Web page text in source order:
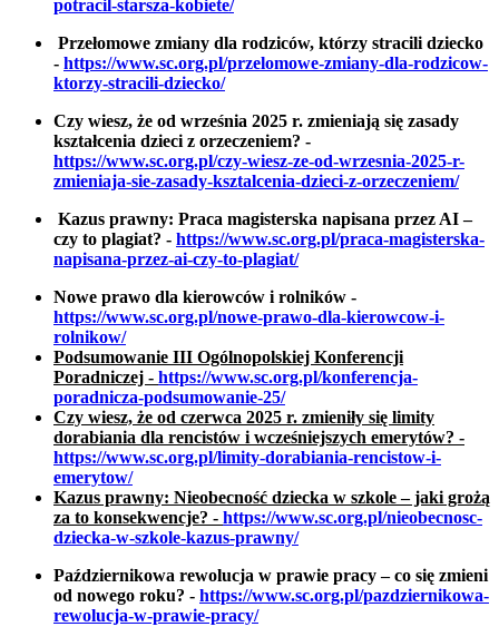
potracil-starsza-kobiete/
Przełomowe zmiany dla rodziców, którzy stracili dziecko
- https://www.sc.org.pl/przelomowe-zmiany-dla-rodzicow-
ktorzy-stracili-dziecko/
Czy wiesz, że od września 2025 r. zmieniają się zasady
kształcenia dzieci z orzeczeniem? -
https://www.sc.org.pl/czy-wiesz-ze-od-wrzesnia-2025-r-
zmieniaja-sie-zasady-ksztalcenia-dzieci-z-orzeczeniem/
Kazus prawny: Praca magisterska napisana przez AI –
czy to plagiat? - https://www.sc.org.pl/praca-magisterska-
napisana-przez-ai-czy-to-plagiat/
Nowe prawo dla kierowców i rolników -
https://www.sc.org.pl/nowe-prawo-dla-kierowcow-i-
rolnikow/
Podsumowanie III Ogólnopolskiej Konferencji
Poradniczej - https://www.sc.org.pl/konferencja-
poradnicza-podsumowanie-25/
Czy wiesz, że od czerwca 2025 r. zmieniły się limity
dorabiania dla rencistów i wcześniejszych emerytów? -
https://www.sc.org.pl/limity-dorabiania-rencistow-i-
emerytow/
Kazus prawny: Nieobecność dziecka w szkole – jaki grożą
za to konsekwencje? - https://www.sc.org.pl/nieobecnosc-
dziecka-w-szkole-kazus-prawny/
Październikowa rewolucja w prawie pracy – co się zmieni
od nowego roku? - https://www.sc.org.pl/pazdziernikowa-
rewolucja-w-prawie-pracy/